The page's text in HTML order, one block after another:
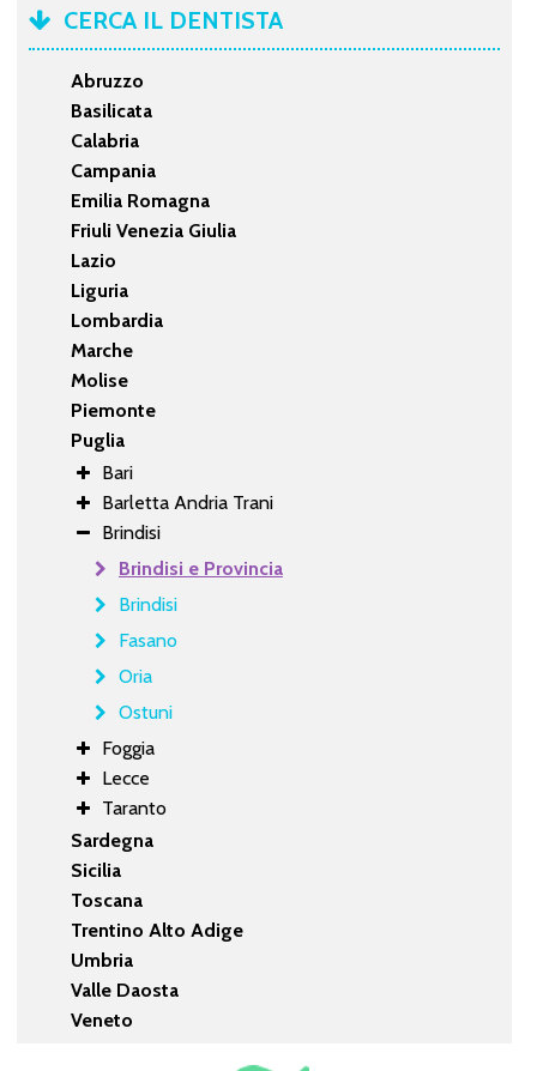
CERCA IL DENTISTA
Abruzzo
Basilicata
Calabria
Campania
Emilia Romagna
Friuli Venezia Giulia
Lazio
Liguria
Lombardia
Marche
Molise
Piemonte
Puglia
Bari
Barletta Andria Trani
Brindisi
Brindisi e Provincia
Brindisi
Fasano
Oria
Ostuni
Foggia
Lecce
Taranto
Sardegna
Sicilia
Toscana
Trentino Alto Adige
Umbria
Valle Daosta
Veneto